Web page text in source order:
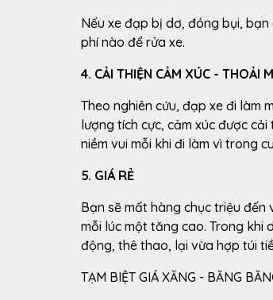
Nếu xe đạp bị dơ, đóng bụi,
phí nào để rửa xe.
4. CẢI THIỆN CẢM XÚC - THOẢI
Theo nghiên cứu, đạp xe đi làm
lượng tích cực, cảm xúc được
niềm vui mỗi khi đi làm vì trong
5. GIÁ RẺ
Bạn sẽ mất hàng chục triệu
mỗi lúc một tăng cao. Trong khi
động, thê thao, lại vừa hợp túi
TẠM BIỆT GIÁ XĂNG - BĂNG